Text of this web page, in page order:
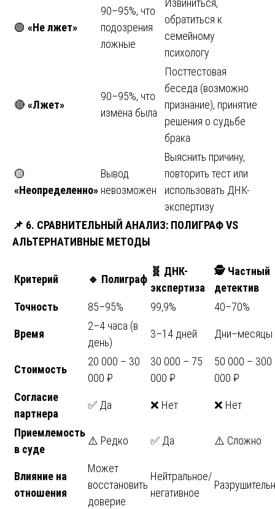
🟢 «Не лжет»
90–95%, что
подозрения
ложные
Извиниться,
обратиться к
семейному
психологу
🔴 «Лжет»
90–95%, что
измена была
Посттестовая
беседа (возможно
признание), принятие
решения о судьбе
брака
🟡
«Неопределенно»
Вывод
невозможен
Выяснить причину,
повторить тест или
использовать ДНК-
экспертизу
📌 6. СРАВНИТЕЛЬНЫЙ АНАЛИЗ: ПОЛИГРАФ VS
АЛЬТЕРНАТИВНЫЕ МЕТОДЫ
Критерий 🔹 Полиграф
🧬 ДНК-
экспертиза
🕵️ Частный
детектив
Точность
85–95% 99,9% 40–70%
Время
2–4 часа (в
день)
3–14 дней Дни–месяцы
Стоимость
20 000 – 30
000 ₽
30 000 – 75
000 ₽
50 000 – 300
000 ₽
Согласие
партнера
✅ Да ❌ Нет ❌ Нет
Приемлемость
в суде
⚠️ Редко ✅ Да ⚠️ Сложно
Влияние на
отношения
Может
восстановить
доверие
Нейтральное/
негативное